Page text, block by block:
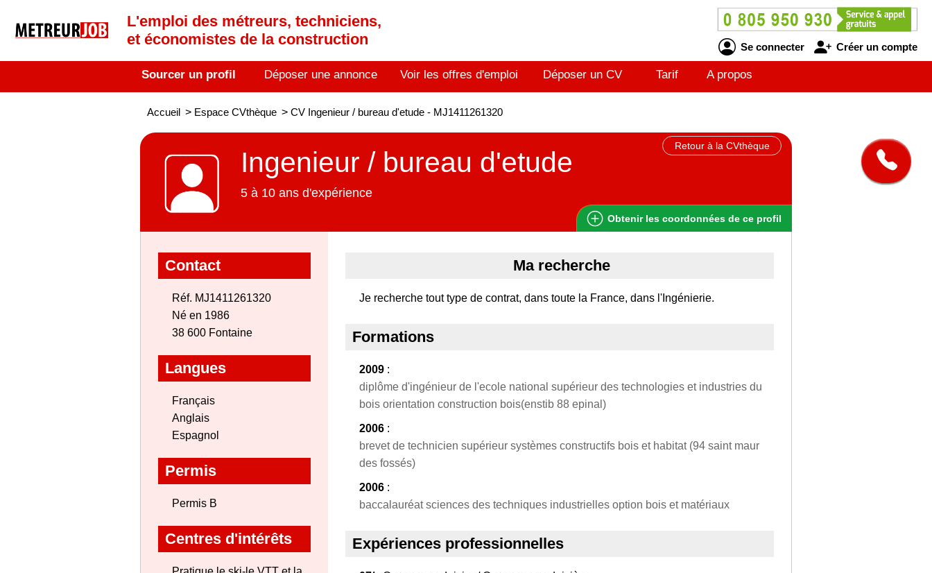
L'emploi des métreurs, techniciens,
et économistes de la construction
Se connecter Créer un compte
Sourcer un profil Déposer une annonce Voir les offres d'emploi Déposer un CV Tarif A propos
Accueil > Espace CVthèque > CV Ingenieur / bureau d'etude - MJ1411261320
Retour à la CVthèque
Ingenieur / bureau d'etude
5 à 10 ans d'expérience
Obtenir les coordonnées de ce profil
Contact
Réf. MJ1411261320
Né en 1986
38 600 Fontaine
Langues
Français
Anglais
Espagnol
Permis
Permis B
Centres d'intérêts
Ma recherche
Je recherche tout type de contrat, dans toute la France, dans l'Ingénierie.
Formations
2009 :
diplôme d'ingénieur de l'ecole national supérieur des technologies et industries du
bois orientation construction bois(enstib 88 epinal)
2006 :
brevet de technicien supérieur systèmes constructifs bois et habitat (94 saint maur
des fossés)
2006 :
baccalauréat sciences des techniques industrielles option bois et matériaux
Expériences professionnelles